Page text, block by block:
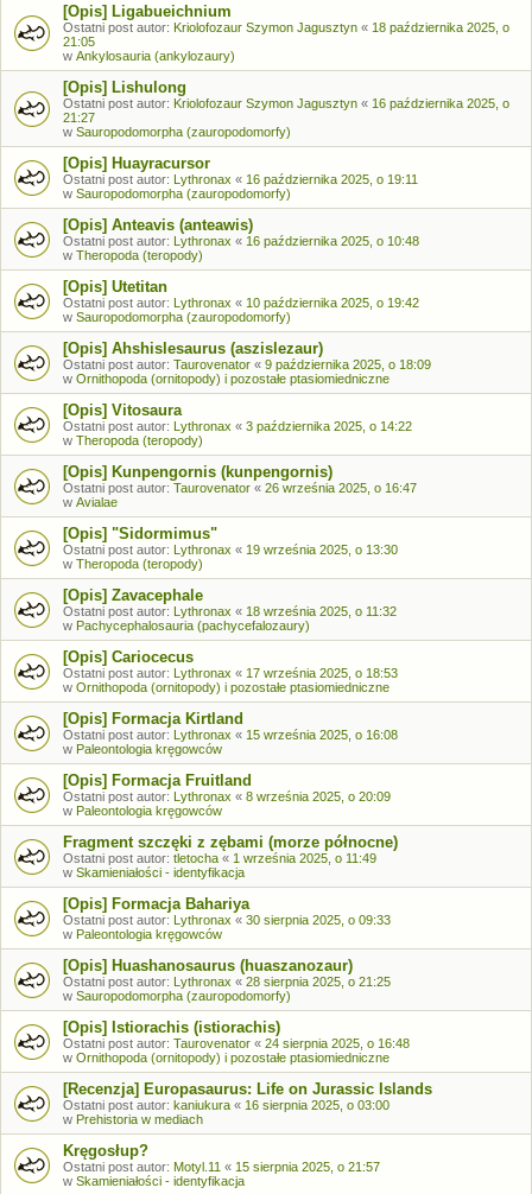
[Opis] Ligabueichnium
Ostatni post autor: Kriolofozaur Szymon Jagusztyn « 18 października 2025, o
21:05
w Ankylosauria (ankylozaury)
[Opis] Lishulong
Ostatni post autor: Kriolofozaur Szymon Jagusztyn « 16 października 2025, o
21:27
w Sauropodomorpha (zauropodomorfy)
[Opis] Huayracursor
Ostatni post autor: Lythronax « 16 października 2025, o 19:11
w Sauropodomorpha (zauropodomorfy)
[Opis] Anteavis (anteawis)
Ostatni post autor: Lythronax « 16 października 2025, o 10:48
w Theropoda (teropody)
[Opis] Utetitan
Ostatni post autor: Lythronax « 10 października 2025, o 19:42
w Sauropodomorpha (zauropodomorfy)
[Opis] Ahshislesaurus (aszislezaur)
Ostatni post autor: Taurovenator « 9 października 2025, o 18:09
w Ornithopoda (ornitopody) i pozostałe ptasiomiedniczne
[Opis] Vitosaura
Ostatni post autor: Lythronax « 3 października 2025, o 14:22
w Theropoda (teropody)
[Opis] Kunpengornis (kunpengornis)
Ostatni post autor: Taurovenator « 26 września 2025, o 16:47
w Avialae
[Opis] "Sidormimus"
Ostatni post autor: Lythronax « 19 września 2025, o 13:30
w Theropoda (teropody)
[Opis] Zavacephale
Ostatni post autor: Lythronax « 18 września 2025, o 11:32
w Pachycephalosauria (pachycefalozaury)
[Opis] Cariocecus
Ostatni post autor: Lythronax « 17 września 2025, o 18:53
w Ornithopoda (ornitopody) i pozostałe ptasiomiedniczne
[Opis] Formacja Kirtland
Ostatni post autor: Lythronax « 15 września 2025, o 16:08
w Paleontologia kręgowców
[Opis] Formacja Fruitland
Ostatni post autor: Lythronax « 8 września 2025, o 20:09
w Paleontologia kręgowców
Fragment szczęki z zębami (morze północne)
Ostatni post autor: tletocha « 1 września 2025, o 11:49
w Skamieniałości - identyfikacja
[Opis] Formacja Bahariya
Ostatni post autor: Lythronax « 30 sierpnia 2025, o 09:33
w Paleontologia kręgowców
[Opis] Huashanosaurus (huaszanozaur)
Ostatni post autor: Lythronax « 28 sierpnia 2025, o 21:25
w Sauropodomorpha (zauropodomorfy)
[Opis] Istiorachis (istiorachis)
Ostatni post autor: Taurovenator « 24 sierpnia 2025, o 16:48
w Ornithopoda (ornitopody) i pozostałe ptasiomiedniczne
[Recenzja] Europasaurus: Life on Jurassic Islands
Ostatni post autor: kaniukura « 16 sierpnia 2025, o 03:00
w Prehistoria w mediach
Kręgosłup?
Ostatni post autor: Motyl.11 « 15 sierpnia 2025, o 21:57
w Skamieniałości - identyfikacja